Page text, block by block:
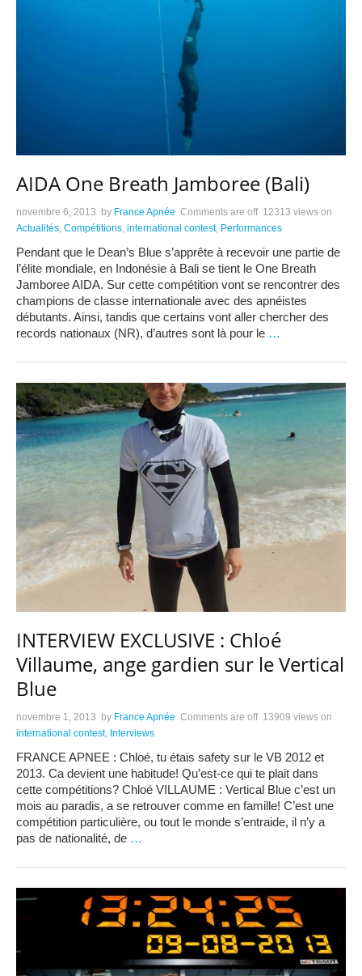
AIDA One Breath Jamboree (Bali)
novembre 6, 2013 by France Apnée Comments are off 12313 views on
Actualités, Compétitions, international contest, Performances
Pendant que le Dean’s Blue s’apprête à recevoir une partie de
l’élite mondiale, en Indonésie à Bali se tient le One Breath
Jamboree AIDA. Sur cette compétition vont se rencontrer des
champions de classe internationale avec des apnéistes
débutants. Ainsi, tandis que certains vont aller chercher des
records nationaux (NR), d’autres sont là pour le …
INTERVIEW EXCLUSIVE : Chloé
Villaume, ange gardien sur le Vertical
Blue
novembre 1, 2013 by France Apnée Comments are off 13909 views on
international contest, Interviews
FRANCE APNEE : Chloé, tu étais safety sur le VB 2012 et
2013. Ca devient une habitude! Qu’est-ce qui te plait dans
cette compétitions? Chloé VILLAUME : Vertical Blue c’est un
mois au paradis, a se retrouver comme en famille! C’est une
compétition particulière, ou tout le monde s’entraide, il n’y a
pas de nationalité, de …